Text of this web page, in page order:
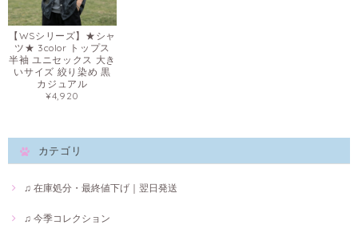
【WSシリーズ】★シャ
ツ★ 3color トップス
半袖 ユニセックス 大き
いサイズ 絞り染め 黒
カジュアル
¥4,920
カテゴリ
♫ 在庫処分・最終値下げ｜翌日発送
♫ 今季コレクション